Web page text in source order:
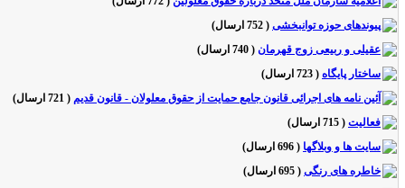
پیوندهای حوزه توانبخشی( 752 ارسال
)
عقیلی و ربیعی زوج قهرمان(740 ارسال
)
ساختار پایگاه(723 ارسال
)
آئین نامه های اجرائی قانون جامع حمایت از حقوق معلولان - قانون قدیم(721 ارسال
)
فعالیت(715 ارسال
)
سایت ها و وبلاگها(696 ارسال
)
خاطره های رنگی( 695 ارسال
)